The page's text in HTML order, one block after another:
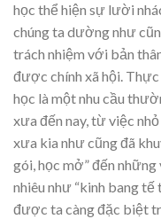
học thể hiện sự lười
chúng ta dường như
trách nhiệm với bản
được chính xã hội.
học là một nhu cầu
xưa đến nay, từ việc
xưa kia như cũng đã
gói, học mở” đến
nhiêu như “kinh bang
được ta càng đặc biệt